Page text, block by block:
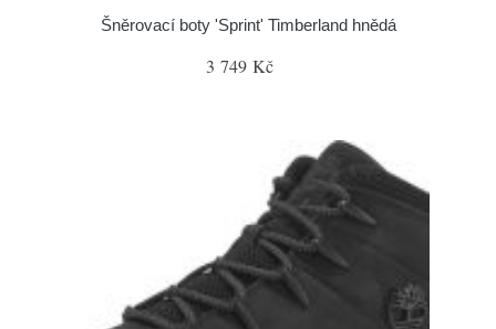
Šněrovací boty 'Sprint' Timberland hnědá
3 749 Kč